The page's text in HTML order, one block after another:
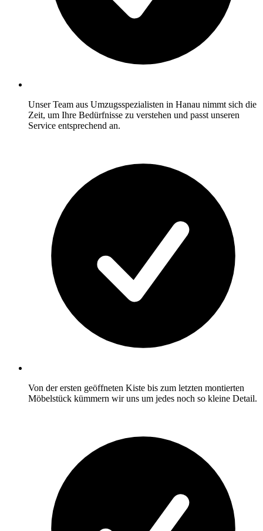
Unser Team aus Umzugsspezialisten in Hanau nimmt sich die
Zeit, um Ihre Bedürfnisse zu verstehen und passt unseren
Service entsprechend an.
Von der ersten geöffneten Kiste bis zum letzten montierten
Möbelstück kümmern wir uns um jedes noch so kleine Detail.